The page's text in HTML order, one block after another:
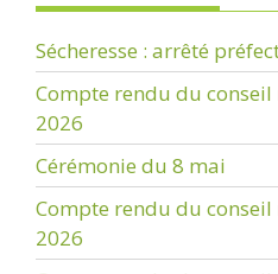
Sécheresse : arrêté
Compte rendu du
2026
Cérémonie du 8 mai
Compte rendu du
2026